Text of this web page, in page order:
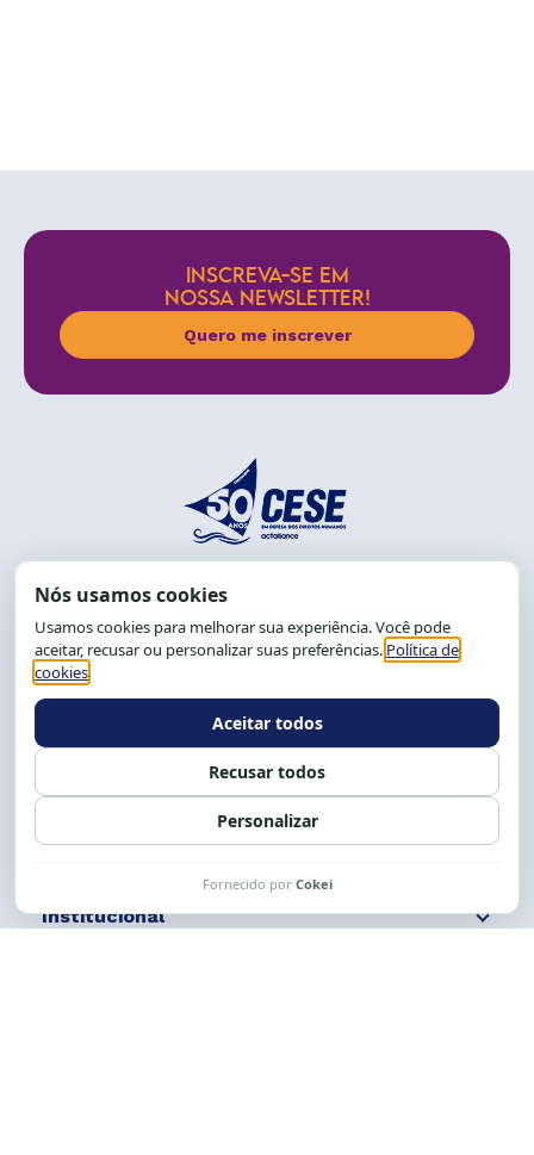
INSCREVA-SE EM
NOSSA NEWSLETTER!
Quero me inscrever
End.: R. da Graça, 150. Graça
CEP: 40.150-055
Salvador-BA, Brasil.
Tel.: (71) 2104-5457, Cel.: (71) 9 9239-2104 ou 2105
Expediente: 8h às 12h e 13 às 17h.
Siga nossas redes Fale conosco
Institucional